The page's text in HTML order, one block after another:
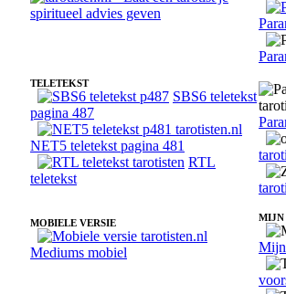
TELETEKST
SBS6 teletekst
pagina 487
NET5 teletekst pagina 481
RTL
teletekst
MOBIELE VERSIE
Mediums mobiel
MIJN